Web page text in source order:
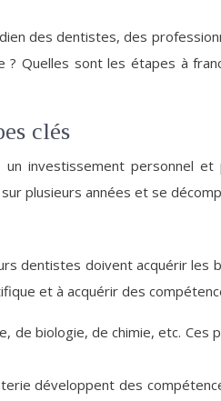
des dentistes, des
Quelles sont les étapes à
clés
investissement personnel
plusieurs années et se
dentistes doivent acquérir
et à acquérir des
de biologie, de chimie, etc.
développent des